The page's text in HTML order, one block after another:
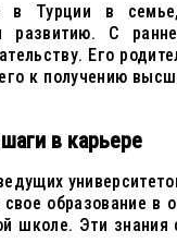
в Турции в
развитию. С
Его
к получению
в карьере
образование в
школе. Эти знания